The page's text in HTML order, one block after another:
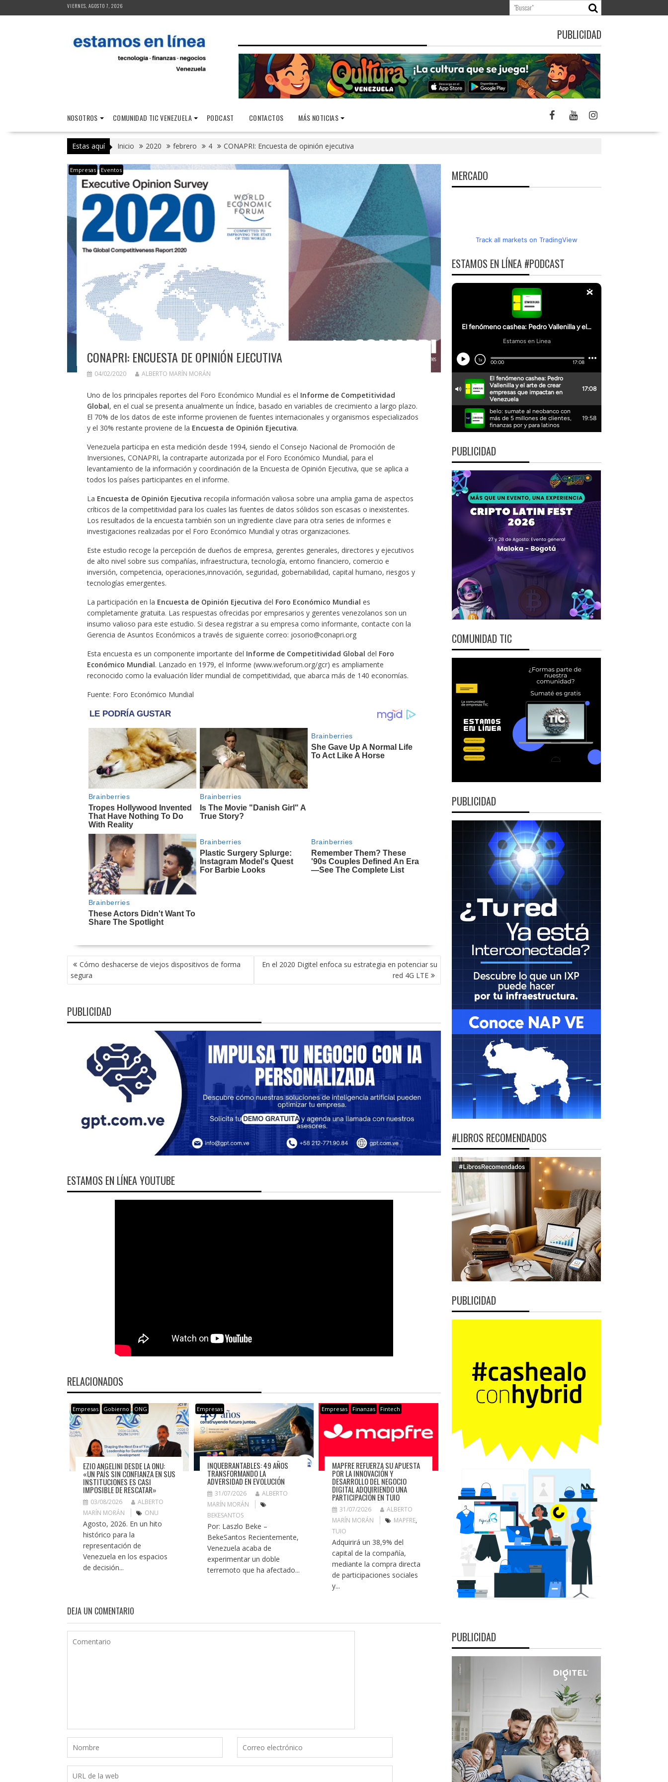
al
VIERNES, AGOSTO 7, 2026
PUBLICIDAD
NOSOTROS COMUNIDAD TIC VENEZUELA PODCAST CONTACTOS MÁS NOTICIAS
Estas aquí Inicio 2020 febrero 4 CONAPRI: Encuesta de opinión ejecutiva
Empresas Eventos
CONAPRI: ENCUESTA DE OPINIÓN EJECUTIVA
04/02/2020 ALBERTO MARÍN MORÁN
Uno de los principales reportes del Foro Económico Mundial es el Informe de Competitividad
Global, en el cual se presenta anualmente un Índice, basado en variables de crecimiento a largo plazo.
El 70% de los datos de este informe provienen de fuentes internacionales y organismos especializados
y el 30% restante proviene de la Encuesta de Opinión Ejecutiva.
Venezuela participa en esta medición desde 1994, siendo el Consejo Nacional de Promoción de
Inversiones, CONAPRI, la contraparte autorizada por el Foro Económico Mundial, para el
levantamiento de la información y coordinación de la Encuesta de Opinión Ejecutiva, que se aplica a
todos los países participantes en el informe.
La Encuesta de Opinión Ejecutiva recopila información valiosa sobre una amplia gama de aspectos
críticos de la competitividad para los cuales las fuentes de datos sólidos son escasas o inexistentes.
Los resultados de la encuesta también son un ingrediente clave para otra series de informes e
investigaciones realizadas por el Foro Económico Mundial y otras organizaciones.
Este estudio recoge la percepción de dueños de empresa, gerentes generales, directores y ejecutivos
de alto nivel sobre sus compañías, infraestructura, tecnología, entorno financiero, comercio e
inversión, competencia, operaciones,innovación, seguridad, gobernabilidad, capital humano, riesgos y
tecnologías emergentes.
La participación en la Encuesta de Opinión Ejecutiva del Foro Económico Mundial es
completamente gratuita. Las respuestas ofrecidas por empresarios y gerentes venezolanos son un
insumo valioso para este estudio. Si desea registrar a su empresa como informante, contacte con la
Gerencia de Asuntos Económicos a través de siguiente correo: josorio@conapri.org
Esta encuesta es un componente importante del Informe de Competitividad Global del Foro
Económico Mundial. Lanzado en 1979, el Informe (www.weforum.org/gcr) es ampliamente
reconocido como la evaluación líder mundial de competitividad, que abarca más de 140 economías.
Fuente: Foro Económico Mundial
NAVEGACIÓN
DE
ENTRADAS
Cómo deshacerse de viejos dispositivos de forma
segura
En el 2020 Digitel enfoca su estrategia en potenciar su
red 4G LTE
PUBLICIDAD
ESTAMOS EN LÍNEA YOUTUBE
RELACIONADOS
Empresas Gobierno ONG
EZIO ANGELINI DESDE LA ONU:
«UN PAÍS SIN CONFIANZA EN SUS
INSTITUCIONES ES CASI
IMPOSIBLE DE RESCATAR»
03/08/2026
ALBERTO
MARÍN MORÁN
ONU
Agosto, 2026. En un hito
histórico para la
representación de
Venezuela en los espacios
de decisión...
Empresas
INQUEBRANTABLES: 49 AÑOS
TRANSFORMANDO LA
ADVERSIDAD EN EVOLUCIÓN
31/07/2026
ALBERTO
MARÍN MORÁN
BEKESANTOS
Por: Laszlo Beke –
BekeSantos Recientemente,
Venezuela acaba de
experimentar un doble
terremoto que ha afectado...
Empresas Finanzas Fintech
MAPFRE REFUERZA SU APUESTA
POR LA INNOVACIÓN Y
DESARROLLO DEL NEGOCIO
DIGITAL ADQUIRIENDO UNA
PARTICIPACIÓN EN TUIO
31/07/2026
ALBERTO
MARÍN MORÁN
MAPFRE,
TUIO
Adquirirá un 38,9% del
capital de la compañía,
mediante la compra directa
de participaciones sociales
y...
DEJA UN COMENTARIO
MERCADO
Track all markets on TradingView
ESTAMOS EN LÍNEA #PODCAST
PUBLICIDAD
COMUNIDAD TIC
PUBLICIDAD
#LIBROS RECOMENDADOS
PUBLICIDAD
PUBLICIDAD